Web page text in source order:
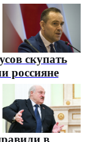
скупать
россияне
в